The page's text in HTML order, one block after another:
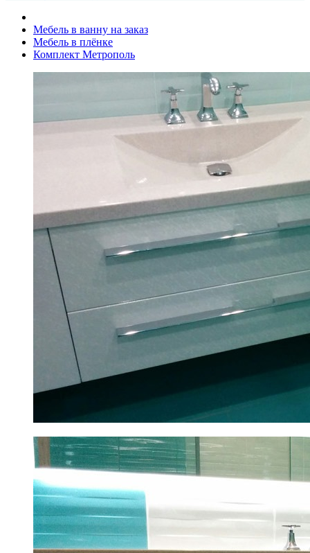
Мебель в ванну на заказ
Мебель в плёнке
Комплект Метрополь